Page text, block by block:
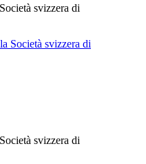
svizzera di
svizzera di